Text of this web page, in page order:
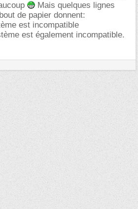
Mais quelques lignes
de papier donnent:
est incompatible
est également incompatible.